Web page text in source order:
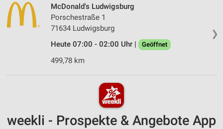
❯
McDonald's Ludwigsburg
Porschestraße 1
71634 Ludwigsburg
Heute 07:00 - 02:00 Uhr |
Geöffnet
499,78 km
weekli - Prospekte & Angebote App